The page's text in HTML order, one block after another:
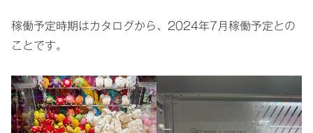
稼働予定時期はカタログから、2024年7月稼働予定との
ことです。